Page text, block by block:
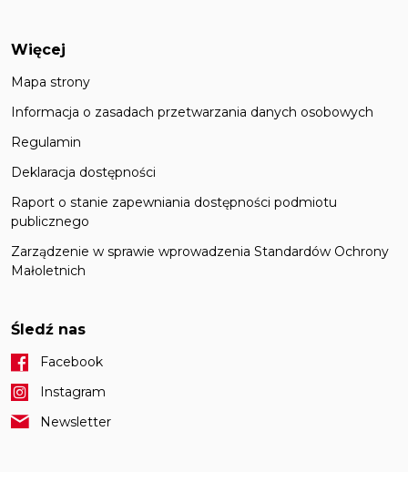
Więcej
Mapa strony
Informacja o zasadach przetwarzania danych osobowych
Regulamin
Deklaracja dostępności
Raport o stanie zapewniania dostępności podmiotu
publicznego
Zarządzenie w sprawie wprowadzenia Standardów Ochrony
Małoletnich
Śledź nas
Facebook
Instagram
Newsletter